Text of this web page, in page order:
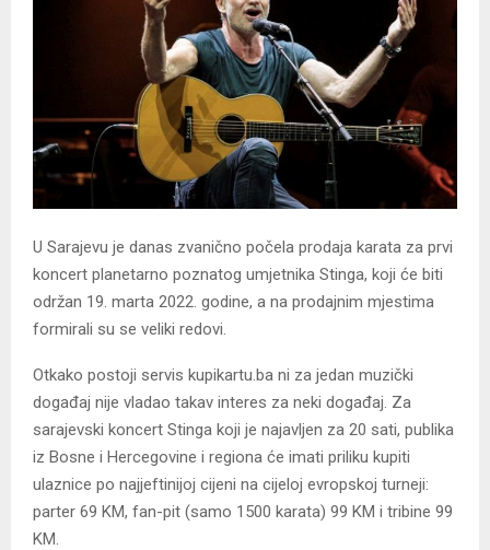
U Sarajevu je danas zvanično počela prodaja karata za prvi
koncert planetarno poznatog umjetnika Stinga, koji će biti
održan 19. marta 2022. godine, a na prodajnim mjestima
formirali su se veliki redovi.
Otkako postoji servis kupikartu.ba ni za jedan muzički
događaj nije vladao takav interes za neki događaj. Za
sarajevski koncert Stinga koji je najavljen za 20 sati, publika
iz Bosne i Hercegovine i regiona će imati priliku kupiti
ulaznice po najjeftinijoj cijeni na cijeloj evropskoj turneji:
parter 69 KM, fan-pit (samo 1500 karata) 99 KM i tribine 99
KM.